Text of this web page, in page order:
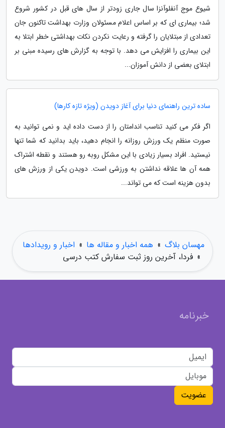
شیوع موج آنفلوآنزا سال جاری زودتر از سال های قبل در کشور شروع
شد؛ بیماری ای که بر اساس اعلام مسئولان وزارت بهداشت تاکنون جان
تعدادی از مبتلایان را گرفته و رعایت نکردن نکات بهداشتی خطر ابتلا به
این بیماری را افزایش می دهد. با توجه به گزارش های رسیده مبنی بر
ابتلای بعضی از دانش آموزان...
ساده ترین راهنمای دنیا برای آغاز دویدن (ویژه تازه کارها)
اگر فکر می کنید تناسب اندامتان را از دست داده اید و نمی توانید به
صورت منظم یک ورزش روزانه را انجام دهید، باید بدانید که شما تنها
نیستید. افراد بسیار زیادی با این مشکل روبه رو هستند و نقطه اشتراک
همه آن ها علاقه نداشتن به ورزشی است. دویدن یکی از ورزش های
بدون هزینه است که می تواند...
مهسان بلاگ » همه اخبار و مقاله ها » اخبار و رویدادها
» فردا، آخرین روز ثبت سفارش کتب درسی
خبرنامه
عضویت